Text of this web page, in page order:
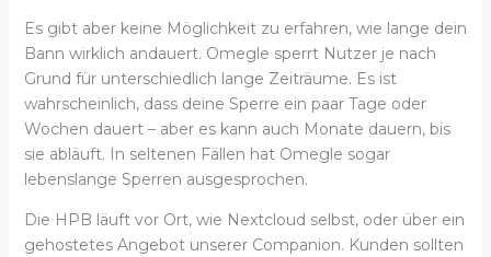
Es gibt aber keine Möglichkeit zu erfahren, wie lange dein
Bann wirklich andauert. Omegle sperrt Nutzer je nach
Grund für unterschiedlich lange Zeiträume. Es ist
wahrscheinlich, dass deine Sperre ein paar Tage oder
Wochen dauert – aber es kann auch Monate dauern, bis
sie abläuft. In seltenen Fällen hat Omegle sogar
lebenslange Sperren ausgesprochen.
Die HPB läuft vor Ort, wie Nextcloud selbst, oder über ein
gehostetes Angebot unserer Companion. Kunden sollten